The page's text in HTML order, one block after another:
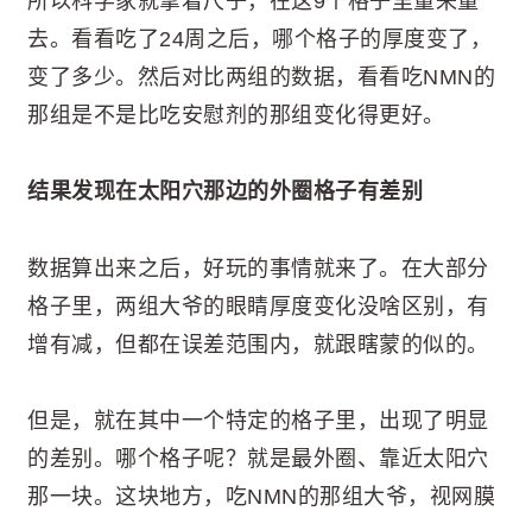
去。看看吃了24周之后，哪个格子的厚度变了，
变了多少。然后对比两组的数据，看看吃NMN的
那组是不是比吃安慰剂的那组变化得更好。
结果发现在太阳穴那边的外圈格子有差别
数据算出来之后，好玩的事情就来了。在大部分
格子里，两组大爷的眼睛厚度变化没啥区别，有
增有减，但都在误差范围内，就跟瞎蒙的似的。
但是，就在其中一个特定的格子里，出现了明显
的差别。哪个格子呢？就是最外圈、靠近太阳穴
那一块。这块地方，吃NMN的那组大爷，视网膜